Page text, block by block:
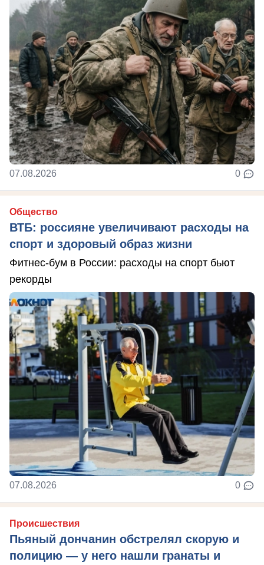
07.08.2026 0
Общество
ВТБ: россияне увеличивают расходы на
спорт и здоровый образ жизни
Фитнес-бум в России: расходы на спорт бьют
рекорды
07.08.2026 0
Происшествия
Пьяный дончанин обстрелял скорую и
полицию — у него нашли гранаты и